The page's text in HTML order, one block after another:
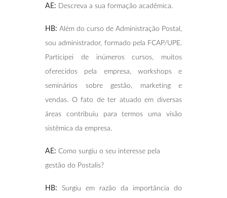
AE: Descreva a sua formação acadêmica.
HB: Além do curso de Administração Postal,
sou administrador, formado pela FCAP/UPE.
Participei de inúmeros cursos, muitos
oferecidos pela empresa, workshops e
seminários sobre gestão, marketing e
vendas. O fato de ter atuado em diversas
áreas contribuiu para termos uma visão
sistêmica da empresa.
AE: Como surgiu o seu interesse pela
gestão do Postalis?
HB: Surgiu em razão da importância do